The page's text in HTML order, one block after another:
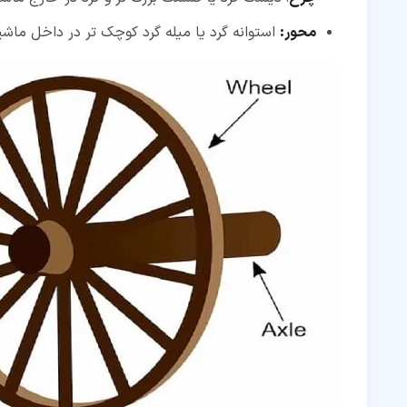
محور: استوانه گرد یا میله گرد کوچک تر در داخل